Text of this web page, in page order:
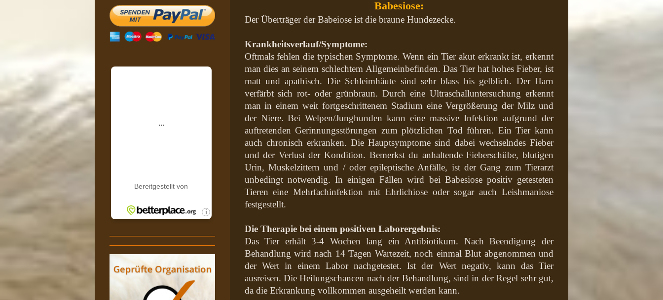
Babesiose:
Der Überträger der Babeiose ist die braune Hundezecke.
Krankheitsverlauf/Symptome:
Oftmals fehlen die typischen Symptome. Wenn ein Tier akut erkrankt ist, erkennt
man dies an seinem schlechtem Allgemeinbefinden. Das Tier hat hohes Fieber, ist
matt und apathisch. Die Schleimhäute sind sehr blass bis gelblich. Der Harn
verfärbt sich rot- oder grünbraun. Durch eine Ultraschalluntersuchung erkennt
man in einem weit fortgeschrittenem Stadium eine Vergrößerung der Milz und
der Niere. Bei Welpen/Junghunden kann eine massive Infektion aufgrund der
auftretenden Gerinnungsstörungen zum plötzlichen Tod führen. Ein Tier kann
auch chronisch erkranken. Die Hauptsymptome sind dabei wechselndes Fieber
und der Verlust der Kondition. Bemerkst du anhaltende Fieberschübe, blutigen
Urin, Muskelzittern und / oder epileptische Anfälle, ist der Gang zum Tierarzt
unbedingt notwendig. In einigen Fällen wird bei Babesiose positiv getesteten
Tieren eine Mehrfachinfektion mit Ehrlichiose oder sogar auch Leishmaniose
festgestellt.
Die Therapie bei einem positiven Laborergebnis:
Das Tier erhält 3-4 Wochen lang ein Antibiotikum. Nach Beendigung der
Behandlung wird nach 14 Tagen Wartezeit, noch einmal Blut abgenommen und
der Wert in einem Labor nachgetestet. Ist der Wert negativ, kann das Tier
ausreisen. Die Heilungschancen nach der Behandlung, sind in der Regel sehr gut,
da die Erkrankung vollkommen ausgeheilt werden kann.